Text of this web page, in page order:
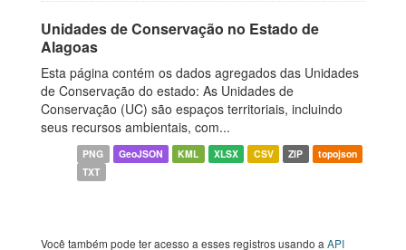
Unidades de Conservação no Estado de
Alagoas
Esta página contém os dados agregados das Unidades
de Conservação do estado: As Unidades de
Conservação (UC) são espaços territoriais, incluindo
seus recursos ambientais, com...
PNG GeoJSON KML XLSX CSV ZIP
topojson
TXT
Você também pode ter acesso a esses registros usando a API